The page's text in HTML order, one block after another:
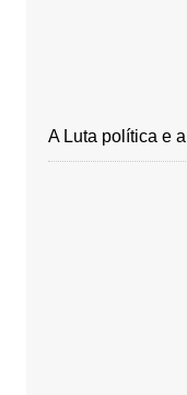
A Luta política e